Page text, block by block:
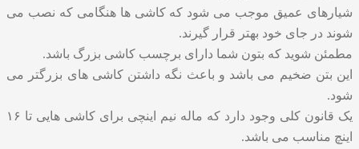
شیارهای عمیق موجب می شود که کاشی ها هنگامی که نصب می
شوند در جای خود بهتر قرار گیرند.
مطمئن شوید که بتون شما دارای برچسب کاشی بزرگ باشد.
این بتن ضخیم می باشد و باعث نگه داشتن کاشی های بزرگتر می
شود.
یک قانون کلی وجود دارد که ماله نیم اینچی برای کاشی هایی تا ۱۶
اینچ مناسب می باشد.